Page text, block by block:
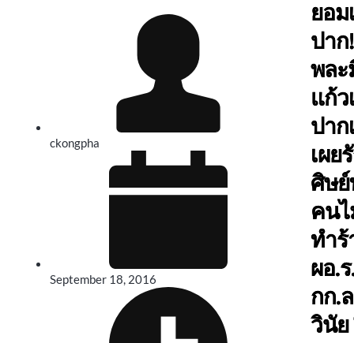
ckongpha
September 18, 2016
ยอม
ปา
พล
แก้ว
ปาก
เผย
ศิษ
คน
ทำร้
ผอ.
กก.
วินัย